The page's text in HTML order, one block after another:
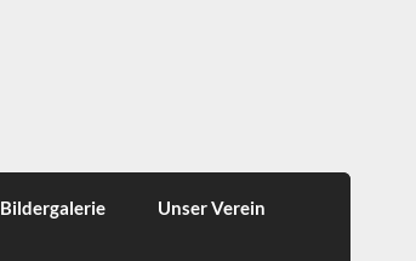
Bildergalerie Unser Verein